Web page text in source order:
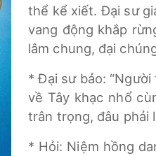
thể kể xiết. Đại sư
vang động khắp
lâm chung, đại
* Đại sư bảo:
về Tây khạc nhổ
trân trọng, đâu phải
* Hỏi: Niệm hồng